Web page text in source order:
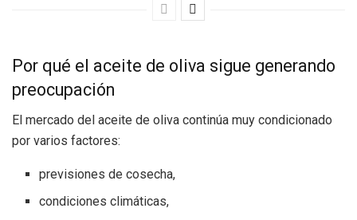
Por qué el aceite de oliva sigue generando
preocupación
El mercado del aceite de oliva continúa muy condicionado
por varios factores:
previsiones de cosecha,
condiciones climáticas,